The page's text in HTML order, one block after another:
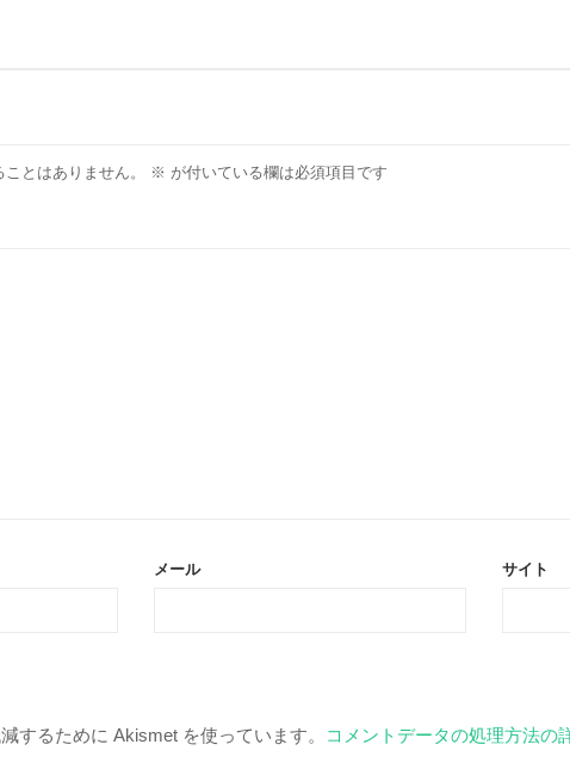
とはありません。 ※ が付いている欄は必須項目です
メール サイト
するために Akismet を使っています。 コメントデータの処理方法の